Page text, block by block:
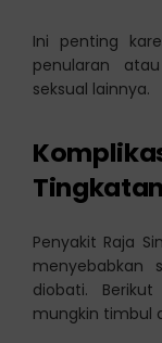
Ini penting
penularan
seksual lainnya.
Penyakit Raja
menyebabkan
diobati.
mungkin timbul